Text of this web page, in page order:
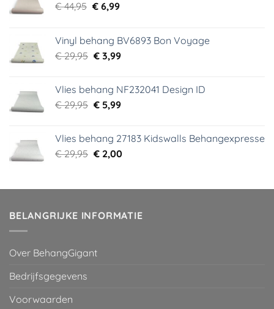
€44,95 Oorspronkelijke
€ 44,95.
€6,99Huidige
€ 6,99.
Vinyl behang BV6893 Bon Voyage
€29,95 Oorspronkelijke
€ 29,95.
€3,99Huidige
€ 3,99.
Vlies behang NF232041 Design ID
€29,95 Oorspronkelijke
€ 29,95.
€5,99Huidige
€ 5,99.
Vlies behang 27183 Kidswalls Behangexpresse
€29,95 Oorspronkelijke
€ 29,95.
€2,00Huidige
€ 2,00.
BELANGRIJKE INFORMATIE
Over BehangGigant
Bedrijfsgegevens
Voorwaarden